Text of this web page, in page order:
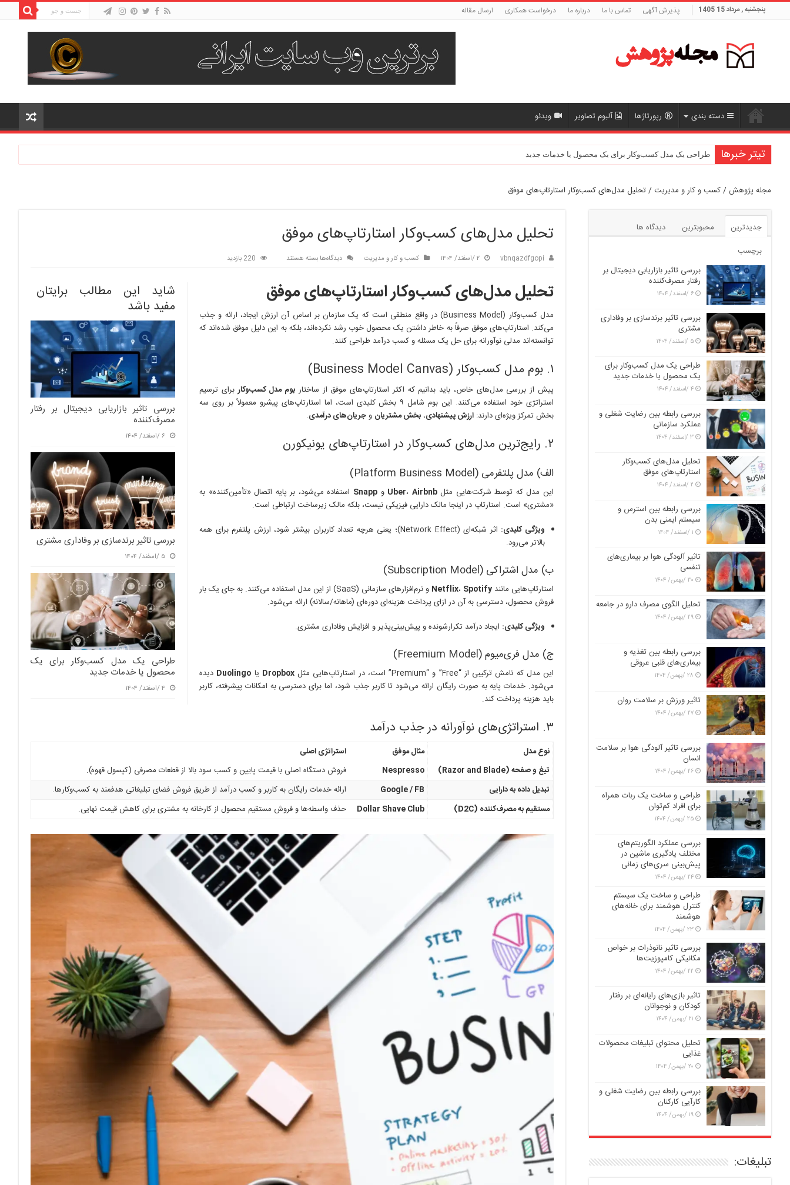
پنجشنبه , مرداد 15 1405 پذیرش آگهی تماس با ما درباره ما درخواست همکاری ارسال مقاله
دسته بندی رپورتاژها آلبوم تصاویر ویدئو
تیتر خبرها طراحی یک مدل کسب‌وکار برای یک محصول یا خدمات جدید
بررسی رابطه بین رضایت شغلی و عملکرد سازمانی
مجله پژوهش/کسب و کار و مدیریت /تحلیل مدل‌های کسب‌وکار استارتاپ‌های موفق
تحلیل مدل‌های کسب‌وکار استارتاپ‌های موفق
vbnqazdfgopi ۲ /اسفند/ ۱۴۰۴ کسب و کار و مدیریت دیدگاه‌ها برای
کسب‌وکار
استارتاپ‌های
موفق
بسته هستند 220 بازدید
شاید این مطالب برایتان
مفید باشد
بررسی تاثیر بازاریابی دیجیتال بر رفتار
مصرف‌کننده
۶ /اسفند/ ۱۴۰۴
بررسی تاثیر برندسازی بر وفاداری مشتری
۵ /اسفند/ ۱۴۰۴
طراحی یک مدل کسب‌وکار برای یک
محصول یا خدمات جدید
۴ /اسفند/ ۱۴۰۴
تحلیل مدل‌های کسب‌وکار استارتاپ‌های موفق
مدل کسب‌وکار (Business Model) در واقع منطقی است که یک سازمان بر اساس آن ارزش ایجاد، ارائه و جذب
می‌کند. استارتاپ‌های موفق صرفاً به خاطر داشتن یک محصول خوب رشد نکرده‌اند، بلکه به این دلیل موفق شده‌اند که
توانسته‌اند مدلی نوآورانه برای حل یک مسئله و کسب درآمد طراحی کنند.
۱. بوم مدل کسب‌وکار (Business Model Canvas)
پیش از بررسی مدل‌های خاص، باید بدانیم که اکثر استارتاپ‌های موفق از ساختار بوم مدل کسب‌وکاربرای ترسیم
استراتژی خود استفاده می‌کنند. این بوم شامل ۹ بخش کلیدی است، اما استارتاپ‌های پیشرو معمولاً بر روی سه
بخش تمرکز ویژه‌ای دارند: ارزش پیشنهادی، بخش مشتریان وجریان‌های درآمدی.
۲. رایج‌ترین مدل‌های کسب‌وکار در استارتاپ‌های یونیکورن
الف) مدل پلتفرمی (Platform Business Model)
این مدل که توسط شرکت‌هایی مثل Uber، Airbnb وSnapp استفاده می‌شود، بر پایه اتصال «تأمین‌کننده» به
«مشتری» است. استارتاپ در اینجا مالک دارایی فیزیکی نیست، بلکه مالک زیرساخت ارتباطی است.
ویژگی کلیدی:
اثر شبکه‌ای (Network Effect)؛ یعنی هرچه تعداد کاربران بیشتر شود، ارزش پلتفرم برای همه
بالاتر می‌رود.
ب) مدل اشتراکی (Subscription Model)
استارتاپ‌هایی مانند Netflix، Spotify
و نرم‌افزارهای سازمانی (SaaS) از این مدل استفاده می‌کنند. به جای یک بار
فروش محصول، دسترسی به آن در ازای پرداخت هزینه‌ای دوره‌ای (ماهانه/سالانه) ارائه می‌شود.
ویژگی کلیدی: ایجاد درآمد تکرارشونده و پیش‌بینی‌پذیر و افزایش وفاداری مشتری.
ج) مدل فری‌میوم (Freemium Model)
این مدل که نامش ترکیبی از “Free” و “Premium” است، در استارتاپ‌هایی مثل Dropbox یا Duolingo دیده
می‌شود. خدمات پایه به صورت رایگان ارائه می‌شود تا کاربر جذب شود، اما برای دسترسی به امکانات پیشرفته، کاربر
باید هزینه پرداخت کند.
۳. استراتژی‌های نوآورانه در جذب درآمد
نوع مدل مثال موفق
استراتژی اصلی
تیغ و صفحه (Razor and Blade)
Nespresso
فروش دستگاه اصلی با قیمت پایین و کسب سود بالا از قطعات مصرفی (کپسول قهوه).
تبدیل داده به دارایی
Google / FB
ارائه خدمات رایگان به کاربر و کسب درآمد از طریق فروش فضای تبلیغاتی هدفمند به کسب‌وکارها.
مستقیم به مصرف‌کننده (D2C)
Dollar Shave Club حذف واسطه‌ها و فروش مستقیم محصول از کارخانه به مشتری برای کاهش قیمت نهایی.
جدیدترین محبوبترین
دیدگاه ها
برچسب
بررسی تاثیر بازاریابی دیجیتال بر
رفتار مصرف‌کننده
۶ /اسفند/ ۱۴۰۴
بررسی تاثیر برندسازی بر وفاداری
مشتری
۵ /اسفند/ ۱۴۰۴
طراحی یک مدل کسب‌وکار برای
یک محصول یا خدمات جدید
۴ /اسفند/ ۱۴۰۴
بررسی رابطه بین رضایت شغلی و
عملکرد سازمانی
۳ /اسفند/ ۱۴۰۴
تحلیل مدل‌های کسب‌وکار
استارتاپ‌های موفق
۲ /اسفند/ ۱۴۰۴
بررسی رابطه بین استرس و
سیستم ایمنی بدن
۱ /اسفند/ ۱۴۰۴
تاثیر آلودگی هوا بر بیماری‌های
تنفسی
۳۰ /بهمن/ ۱۴۰۴
تحلیل الگوی مصرف دارو در جامعه
۲۹ /بهمن/ ۱۴۰۴
بررسی رابطه بین تغذیه و
بیماری‌های قلبی عروقی
۲۸ /بهمن/ ۱۴۰۴
تاثیر ورزش بر سلامت روان
۲۷ /بهمن/ ۱۴۰۴
بررسی تاثیر آلودگی هوا بر سلامت
انسان
۲۶ /بهمن/ ۱۴۰۴
طراحی و ساخت یک ربات همراه
برای افراد کم‌توان
۲۵ /بهمن/ ۱۴۰۴
بررسی عملکرد الگوریتم‌های
مختلف یادگیری ماشین در
پیش‌بینی سری‌های زمانی
۲۴ /بهمن/ ۱۴۰۴
طراحی و ساخت یک سیستم
کنترل هوشمند برای خانه‌های
هوشمند
۲۳ /بهمن/ ۱۴۰۴
بررسی تاثیر نانوذرات بر خواص
مکانیکی کامپوزیت‌ها
۲۲ /بهمن/ ۱۴۰۴
تاثیر بازی‌های رایانه‌ای بر رفتار
کودکان و نوجوانان
۲۱ /بهمن/ ۱۴۰۴
تحلیل محتوای تبلیغات محصولات
غذایی
۲۰ /بهمن/ ۱۴۰۴
بررسی رابطه بین رضایت شغلی و
کارآیی کارکنان
۱۹ /بهمن/ ۱۴۰۴
تبلیغات: